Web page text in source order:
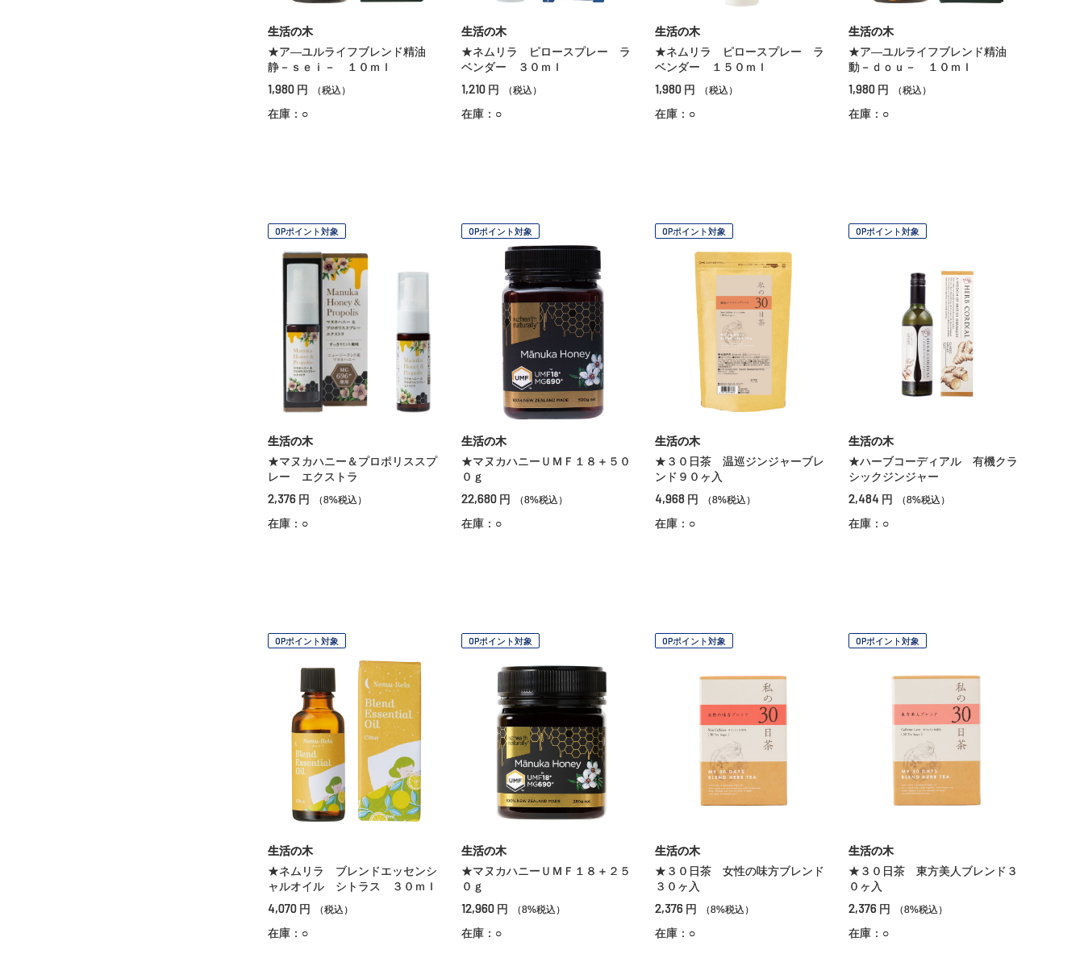
生活の木
★ア―ユルライフブレンド精油
静－ｓｅｉ－ １０ｍｌ
1,980 円 （税込）
在庫：○
生活の木
★ネムリラ ピロースプレー ラ
ベンダー ３０ｍｌ
1,210 円 （税込）
在庫：○
生活の木
★ネムリラ ピロースプレー ラ
ベンダー １５０ｍｌ
1,980 円 （税込）
在庫：○
生活の木
★ア―ユルライフブレンド精油
動－ｄｏｕ－ １０ｍｌ
1,980 円 （税込）
在庫：○
OPポイント対象
生活の木
★マヌカハニー＆プロポリススプ
レー エクストラ
2,376 円 （8%税込）
在庫：○
OPポイント対象
生活の木
★マヌカハニーＵＭＦ１８＋５０
０ｇ
22,680 円 （8%税込）
在庫：○
OPポイント対象
生活の木
★３０日茶 温巡ジンジャーブレ
ンド９０ヶ入
4,968 円 （8%税込）
在庫：○
OPポイント対象
生活の木
★ハーブコーディアル 有機クラ
シックジンジャー
2,484 円 （8%税込）
在庫：○
OPポイント対象
生活の木
★ネムリラ ブレンドエッセンシ
ャルオイル シトラス ３０ｍｌ
4,070 円 （税込）
在庫：○
OPポイント対象
生活の木
★マヌカハニーＵＭＦ１８＋２５
０ｇ
12,960 円 （8%税込）
在庫：○
OPポイント対象
生活の木
★３０日茶 女性の味方ブレンド
３０ヶ入
2,376 円 （8%税込）
在庫：○
OPポイント対象
生活の木
★３０日茶 東方美人ブレンド３
０ヶ入
2,376 円 （8%税込）
在庫：○